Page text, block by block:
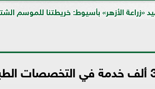
خريطتنا للموسم الشتوي ترتكز على ترشيد